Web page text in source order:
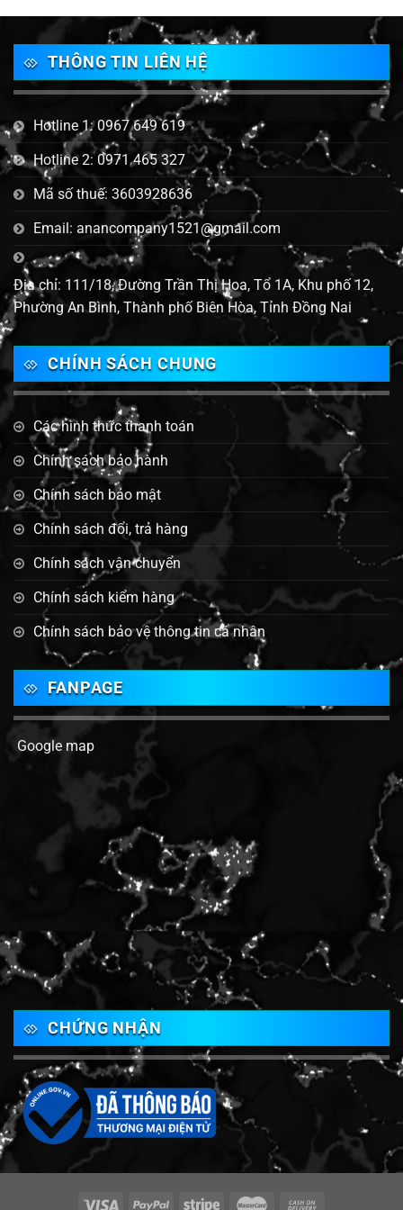
THÔNG TIN LIÊN HỆ
Hotline 1: 0967 649 619
Hotline 2: 0971 465 327
Mã số thuế: 3603928636
Email: anancompany1521@gmail.com
Địa chỉ: 111/18, Đường Trần Thị Hoa, Tổ 1A, Khu phố 12,
Phường An Bình, Thành phố Biên Hòa, Tỉnh Đồng Nai
CHÍNH SÁCH CHUNG
Các hình thức thanh toán
Chính sách bảo hành
Chính sách bảo mật
Chính sách đổi, trả hàng
Chính sách vận chuyển
Chính sách kiểm hàng
Chính sách bảo vệ thông tin cá nhân
FANPAGE
Google map
CHỨNG NHẬN